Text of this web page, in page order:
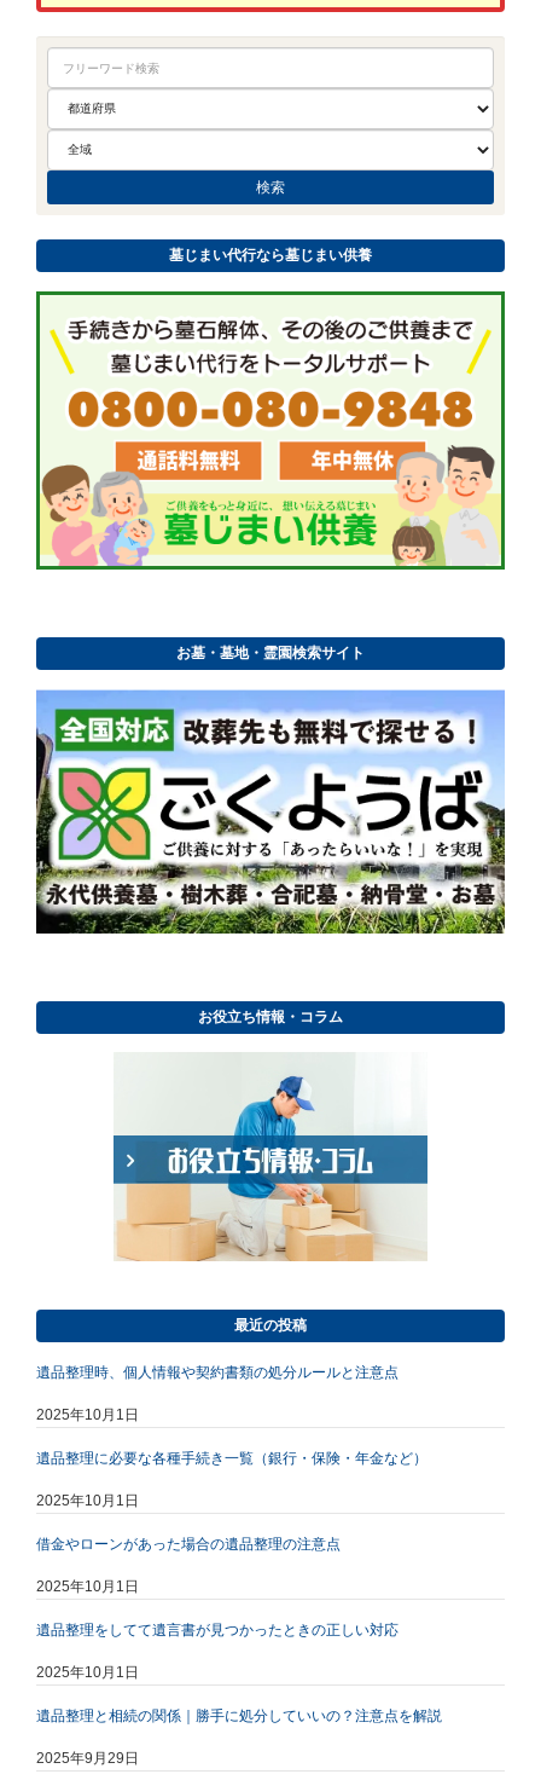
墓じまい代行なら墓じまい供養
お墓・墓地・霊園検索サイト
お役立ち情報・コラム
最近の投稿
遺品整理時、個人情報や契約書類の処分ルールと注意点
2025年10月1日
遺品整理に必要な各種手続き一覧（銀行・保険・年金など）
2025年10月1日
借金やローンがあった場合の遺品整理の注意点
2025年10月1日
遺品整理をしてて遺言書が見つかったときの正しい対応
2025年10月1日
遺品整理と相続の関係｜勝手に処分していいの？注意点を解説
2025年9月29日